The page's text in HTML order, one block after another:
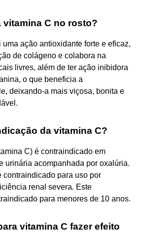
vitamina C no rosto?
ação antioxidante forte e eficaz,
de colágeno e colabora na
livres, além de ter ação inibidora
o que beneficia a
deixando-a mais viçosa, bonita e
da vitamina C?
C) é contraindicado em
urinária acompanhada por oxalúria.
contraindicado para uso por
renal severa. Este
para menores de 10 anos.
vitamina C fazer efeito